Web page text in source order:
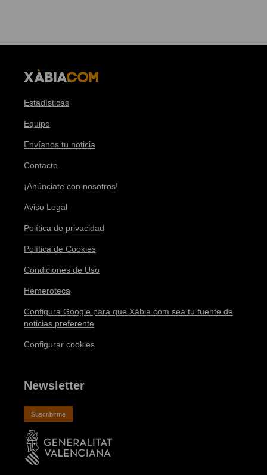
Estadísticas
Equipo
Envíanos tu noticia
Contacto
¡Anúnciate con nosotros!
Aviso Legal
Política de privacidad
Política de Cookies
Condiciones de Uso
Hemeroteca
Configura Google para que Xàbia.com sea tu fuente de
noticias preferente
Configurar cookies
Newsletter
Suscribirme